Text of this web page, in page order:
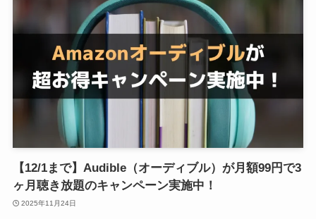
【12/1まで】Audible（オーディブル）が月額99円で3
ヶ月聴き放題のキャンペーン実施中！
2025年11月24日